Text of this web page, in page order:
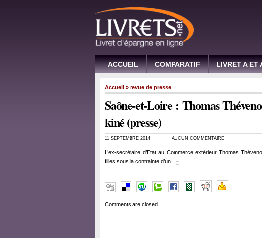
ACCUEIL COMPARATIF LIVRET A ET
Accueil » revue de presse
Saône-et-Loire : Thomas
kiné (presse)
11 SEPTEMBRE 2014 AUCUN COMMENTAIRE
L’ex-secrétaire d’Etat au Commerce extérieur Thomas
filles sous la contrainte d’un…
Comments are closed.